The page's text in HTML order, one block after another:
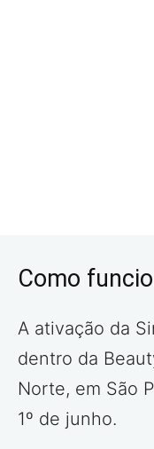
Como
A ativação da
dentro da
Norte, em São
1º de junho.